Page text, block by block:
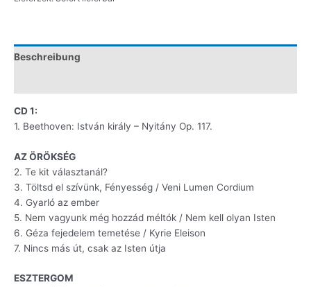
Beschreibung
CD 1:
1. Beethoven: István király – Nyitány Op. 117.
AZ ÖRÖKSÉG
2. Te kit választanál?
3. Töltsd el szívünk, Fényesség / Veni Lumen Cordium
4. Gyarló az ember
5. Nem vagyunk még hozzád méltók / Nem kell olyan Isten
6. Géza fejedelem temetése / Kyrie Eleison
7. Nincs más út, csak az Isten útja
ESZTERGOM